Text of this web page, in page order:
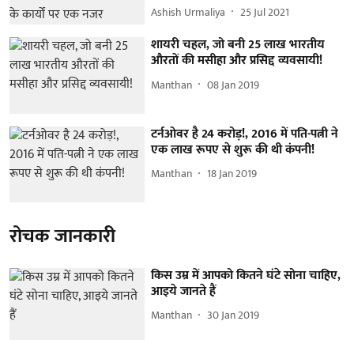
Ashish Urmaliya 25 Jul 2021
शायरी चहल, जो बनी 25 लाख भारतीय
औरतों की मसीहा और प्रसिद्द व्यवसायी!
Manthan 08 Jan 2019
टर्नओवर है 24 करोड़!, 2016 में पति-पत्नी ने
एक लाख रूपए से शुरू की थी कंपनी!
Manthan 18 Jan 2019
रोचक जानकारी
किस उम्र में आपको कितने घंटे सोना चाहिए,
आइये जानते हैं
Manthan 30 Jan 2019